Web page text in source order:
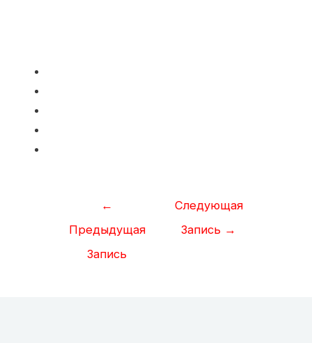
Навигация
по
записям
←
Предыдущая
Запись
Следующая
Запись →